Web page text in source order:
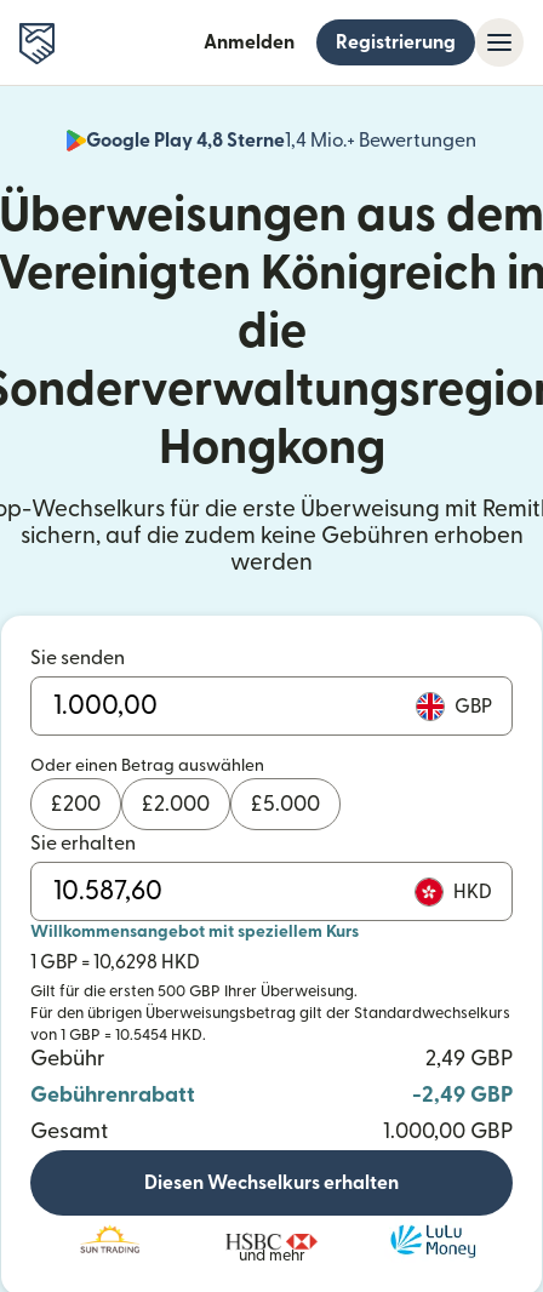
Anmelden Registrierung
Google Play 4,8 Sterne1,4 Mio.+ Bewertungen
Überweisungen aus dem
Königreich
die
Hongkong
Wechselkurs für die erste Überweisung mit
sichern, auf die zudem keine Gebühren erhoben
werden
Sie senden
GBP
Oder einen Betrag auswählen
£200 £2.000 £5.000
Sie erhalten
HKD
Willkommensangebot mit speziellem Kurs
1 GBP = 10,6298 HKD
Gilt für die ersten 500 GBP Ihrer Überweisung.
Für den übrigen Überweisungsbetrag gilt der Standardwechselkurs
von 1 GBP = 10.5454 HKD.
Gebühr
2,49 GBP
Gebührenrabatt
-2,49 GBP
Gesamt
1.000,00 GBP
Diesen Wechselkurs erhalten
und mehr